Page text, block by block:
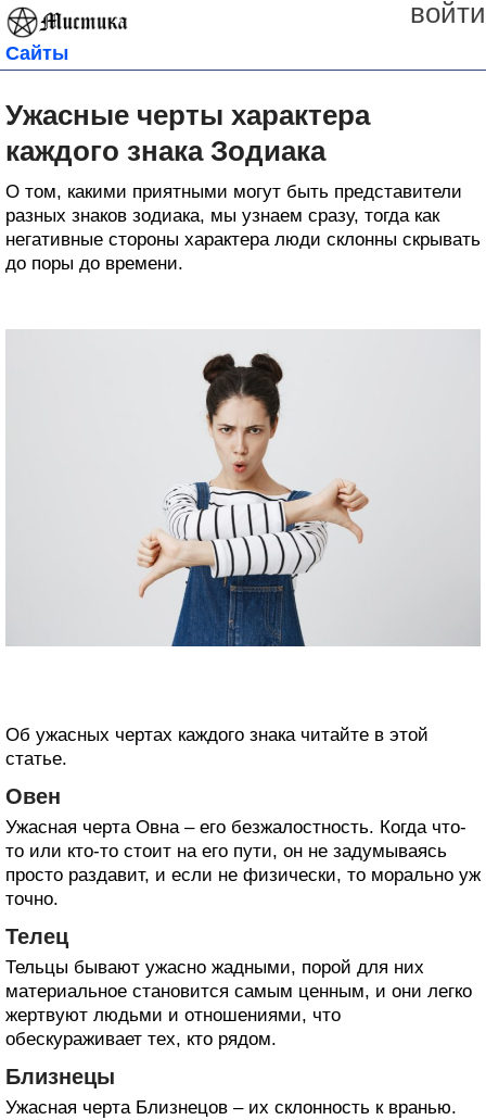
войти
Сайты
Ужасные черты характера
каждого знака Зодиака
О том, какими приятными могут быть представители
разных знаков зодиака, мы узнаем сразу, тогда как
негативные стороны характера люди склонны скрывать
до поры до времени.
Об ужасных чертах каждого знака читайте в этой
статье.
Овен
Ужасная черта Овна – его безжалостность. Когда что-
то или кто-то стоит на его пути, он не задумываясь
просто раздавит, и если не физически, то морально уж
точно.
Телец
Тельцы бывают ужасно жадными, порой для них
материальное становится самым ценным, и они легко
жертвуют людьми и отношениями, что
обескураживает тех, кто рядом.
Близнецы
Ужасная черта Близнецов – их склонность к вранью.